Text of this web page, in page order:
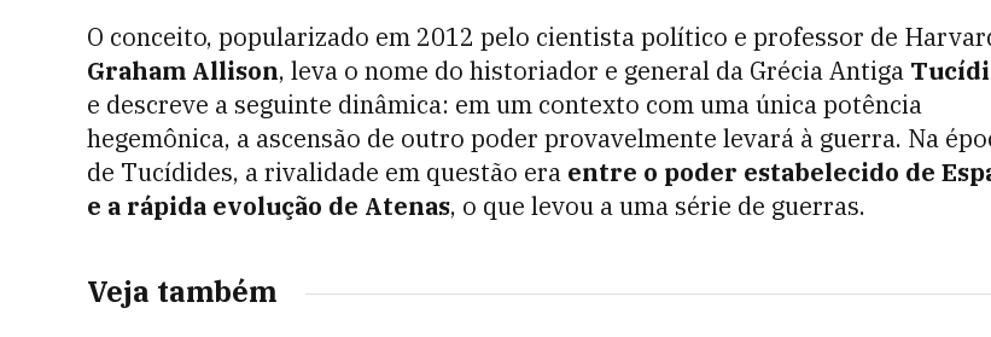
O conceito, popularizado em 2012 pelo cientista político e professor de
Graham Allison, leva o nome do historiador e general da Grécia Antiga
e descreve a seguinte dinâmica: em um contexto com uma única potência
hegemônica, a ascensão de outro poder provavelmente levará à guerra. Na
de Tucídides, a rivalidade em questão era entre o poder estabelecido de
e a rápida evolução de Atenas, o que levou a uma série de guerras.
Veja também